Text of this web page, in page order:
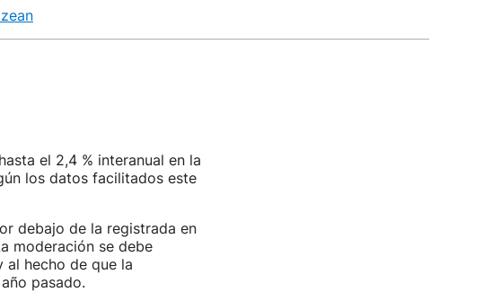
el 2,4 % interanual en la
los datos facilitados este
debajo de la registrada en
moderación se debe
hecho de que la
pasado.